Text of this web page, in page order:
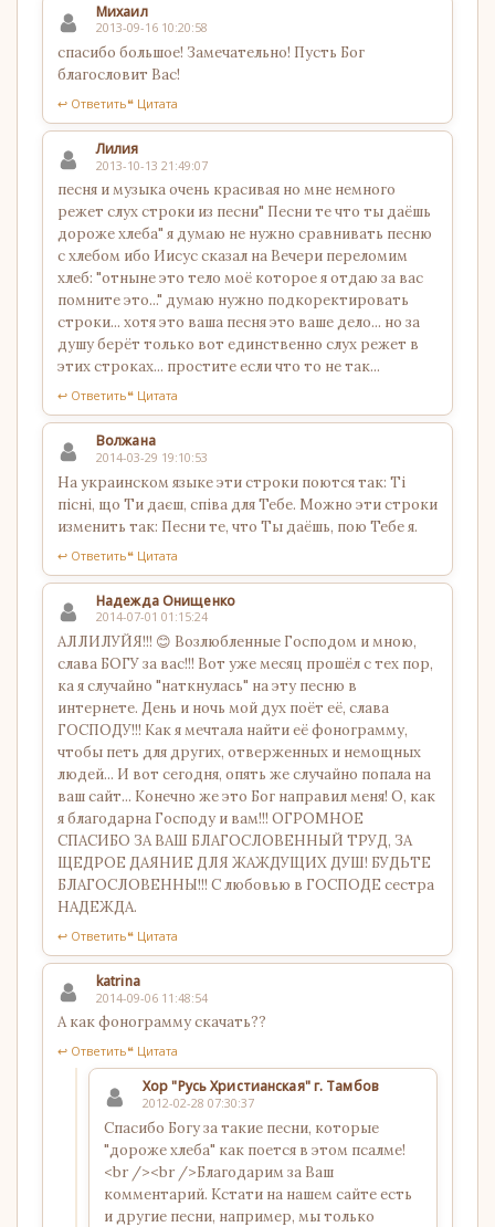
Михаил
2013-09-16 10:20:58
спасибо большое! Замечательно! Пусть Бог
благословит Вас!
↩ Ответить❝ Цитата
Лилия
2013-10-13 21:49:07
песня и музыка очень красивая но мне немного
режет слух строки из песни" Песни те что ты даёшь
дороже хлеба" я думаю не нужно сравнивать песню
с хлебом ибо Иисус сказал на Вечери переломим
хлеб: "отныне это тело моё которое я отдаю за вас
помните это..." думаю нужно подкоректировать
строки... хотя это ваша песня это ваше дело... но за
душу берёт только вот единственно слух режет в
этих строках... простите если что то не так...
↩ Ответить❝ Цитата
Волжана
2014-03-29 19:10:53
На украинском языке эти строки поются так: Ті
пісні, що Ти даєш, співа для Тебе. Можно эти строки
изменить так: Песни те, что Ты даёшь, пою Тебе я.
↩ Ответить❝ Цитата
Надежда Онищенко
2014-07-01 01:15:24
АЛЛИЛУЙЯ!!! 😊 Возлюбленные Господом и мною,
слава БОГУ за вас!!! Вот уже месяц прошёл с тех пор,
ка я случайно "наткнулась" на эту песню в
интернете. День и ночь мой дух поёт её, слава
ГОСПОДУ!!! Как я мечтала найти её фонограмму,
чтобы петь для других, отверженных и немощных
людей... И вот сегодня, опять же случайно попала на
ваш сайт... Конечно же это Бог направил меня! О, как
я благодарна Господу и вам!!! ОГРОМНОЕ
СПАСИБО ЗА ВАШ БЛАГОСЛОВЕННЫЙ ТРУД, ЗА
ЩЕДРОЕ ДАЯНИЕ ДЛЯ ЖАЖДУЩИХ ДУШ! БУДЬТЕ
БЛАГОСЛОВЕННЫ!!! С любовью в ГОСПОДЕ сестра
НАДЕЖДА.
↩ Ответить❝ Цитата
katrina
2014-09-06 11:48:54
А как фонограмму скачать??
↩ Ответить❝ Цитата
Хор "Русь Христианская" г. Тамбов
2012-02-28 07:30:37
Спасибо Богу за такие песни, которые
"дороже хлеба" как поется в этом псалме!
<br /><br />Благодарим за Ваш
комментарий. Кстати на нашем сайте есть
и другие песни, например, мы только